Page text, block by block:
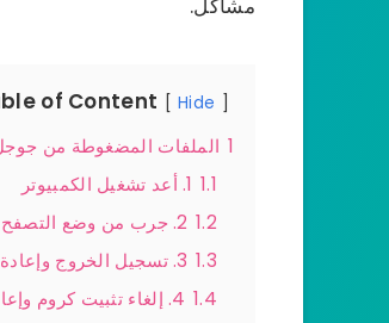
مشاكل.
of Content Hide
1 الملفات المضغوطة من جوجل
1.1 1. أعد تشغيل الكمبيوتر
1.2 2. جرب من وضع التصفح المتخفي
1.3 3. تسجيل الخروج وإعادة تسجيل الدخول
1.4 4. إلغاء تثبيت كروم وإعادة تثبيته